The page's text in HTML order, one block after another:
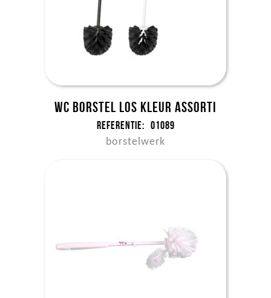
WC borstel los kleur assorti
Referentie: 01089
borstelwerk